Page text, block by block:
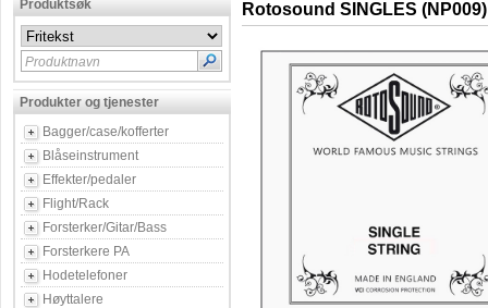
Produktsøk
Produktnavn
Produkter og tjenester
Bagger/case/kofferter
Blåseinstrument
Effekter/pedaler
Flight/Rack
Forsterker/Gitar/Bass
Forsterkere PA
Hodetelefoner
Høyttalere
Rotosound SINGLES